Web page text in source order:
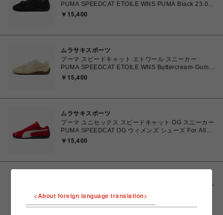
PUMA SPEEDCAT ETOILE WNS PUMA Black 23.0㎝
～25.0㎝ 407673_02 4070032779683 【送料無料 北
￥15,400
ムラサキスポーツ
プーマ スピードキャット エトワール スニーカー
PUMA SPEEDCAT ETOILE WNS Buttercream-Gum
23.0㎝～25.0㎝ 407673_01 4070032772097 【送料
￥15,400
ムラサキスポーツ
プーマ ユニセックス スピードキャット OG スニーカー
PUMA SPEEDCAT OG ウィメンズ シューズ For All
Time Red-PUMA White 23.0cm～25.0cm 398846_02
￥15,400
プーマ ユニセックス スピードキャット OG スニーカー
PUMA SPEEDCAT OG ウィメンズ シューズ PUMA
4067979315753 【送料無料 北海道/沖縄/離島を除
￥15,400
<About foreign language translation>